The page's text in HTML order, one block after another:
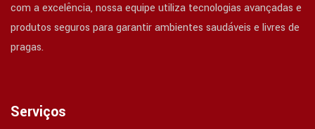
com a excelência, nossa equipe utiliza tecnologias avançadas e
produtos seguros para garantir ambientes saudáveis e livres de
pragas.
Serviços